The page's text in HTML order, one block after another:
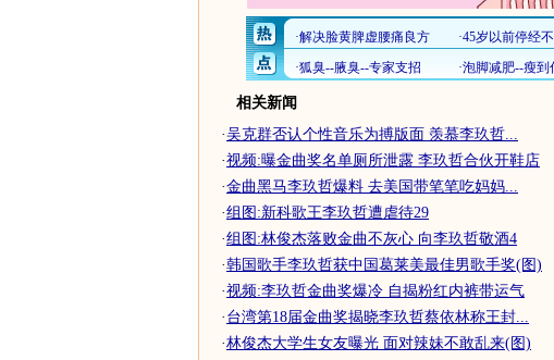
相关新闻
·吴克群否认个性音乐为搏版面 羡慕李玖哲...
·视频:曝金曲奖名单厕所泄露 李玖哲合伙开鞋店
·金曲黑马李玖哲爆料 去美国带笔笔吃妈妈...
·组图:新科歌王李玖哲遭虐待29
·组图:林俊杰落败金曲不灰心 向李玖哲敬酒4
·韩国歌手李玖哲获中国葛莱美最佳男歌手奖(图)
·视频:李玖哲金曲奖爆冷 自揭粉红内裤带运气
· 台湾第18届金曲奖揭晓李玖哲蔡依林称王封...
·林俊杰大学生女友曝光 面对辣妹不敢乱来(图)